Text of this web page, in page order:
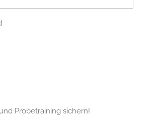
Probetraining sichern!